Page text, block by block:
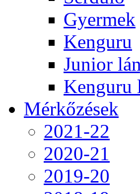
Gyermek
Kenguru
Junior
Kenguru
Mérkőzések
2021-22
2020-21
2019-20